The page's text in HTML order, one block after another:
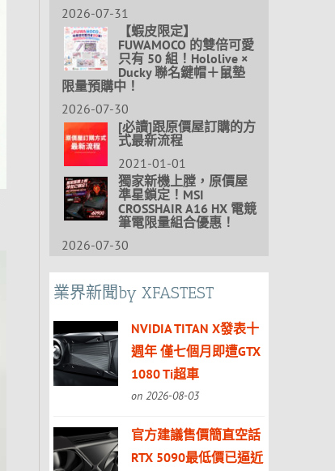
2026-07-31
【蝦皮限定】
FUWAMOCO 的雙倍可愛
只有 50 組！Hololive ×
Ducky 聯名鍵帽＋鼠墊
限量預購中！
2026-07-30
[必讀]跟原價屋訂購的方
式最新流程
2021-01-01
獨家新機上膛，原價屋
準星鎖定！MSI
CROSSHAIR A16 HX 電競
筆電限量組合優惠！
2026-07-30
業界新聞by XFASTEST
NVIDIA TITAN X發表十
週年 僅七個月即遭GTX
1080 Ti超車
on 2026-08-03
官方建議售價簡直空話
RTX 5090最低價已逼近